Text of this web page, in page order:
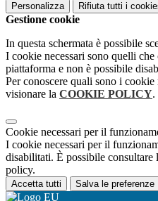
Personalizza Rifiuta tutti i
Gestione cookie
In questa schermata è possibile
I cookie necessari sono quelli
piattaforma e non è possibile
Per conoscere quali sono i
visionare la COOKIE POLICY.
Cookie necessari per il
I cookie necessari per il
disabilitati. È possibile
policy.
Accetta tutti Salva le preferenze